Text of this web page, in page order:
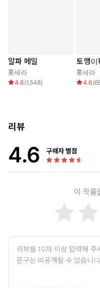
“흐으응. 무진아, 왜 자꾸 거
“으응. 땅을 보드랍게 고르는
“네 다리 사이에 꼿꼿이 서
알파 메일
홍세라
4.6(1,548)
토깽이
홍세라
4.6(
리뷰
4.6 구매자 별점
이 작품